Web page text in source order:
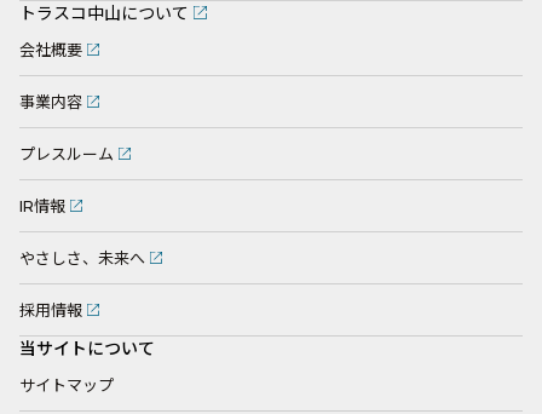
トラスコ中山について
会社概要
事業内容
プレスルーム
IR情報
やさしさ、未来へ
採用情報
当サイトについて
サイトマップ